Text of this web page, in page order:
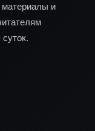
материалы и